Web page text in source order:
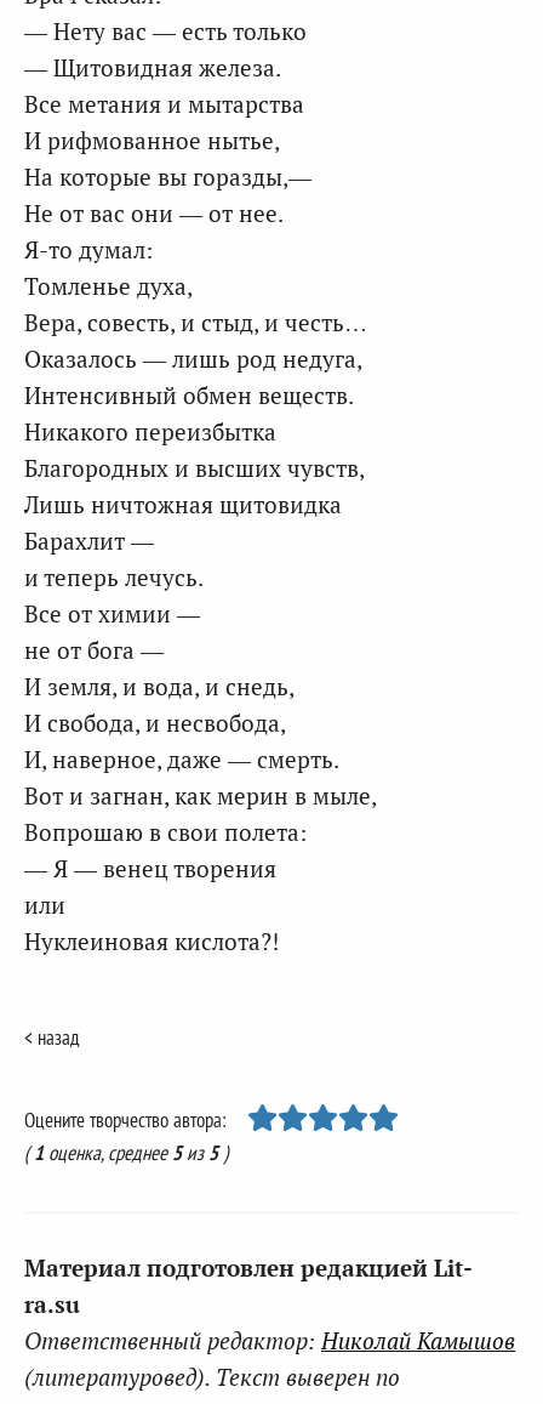
— Нету вас — есть только
— Щитовидная железа.
Все метания и мытарства
И рифмованное нытье,
На которые вы горазды,—
Не от вас они — от нее.
Я-то думал:
Томленье духа,
Вера, совесть, и стыд, и честь…
Оказалось — лишь род недуга,
Интенсивный обмен веществ.
Никакого переизбытка
Благородных и высших чувств,
Лишь ничтожная щитовидка
Барахлит —
и теперь лечусь.
Все от химии —
не от бога —
И земля, и вода, и снедь,
И свобода, и несвобода,
И, наверное, даже — смерть.
Вот и загнан, как мерин в мыле,
Вопрошаю в свои полета:
— Я — венец творения
или
Нуклеиновая кислота?!
< назад
Оцените творчество автора:
(1оценка, среднее5из5)
Материал подготовлен редакцией Lit-
ra.su
Ответственный редактор: Николай Камышов
(литературовед). Текст выверен по